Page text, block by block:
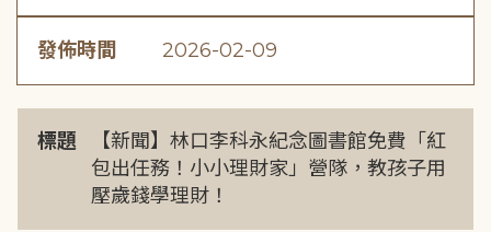
發佈時間 2026-02-09
標題
【新聞】林口李科永紀念圖書館免費「紅
包出任務！小小理財家」營隊，教孩子用
壓歲錢學理財！